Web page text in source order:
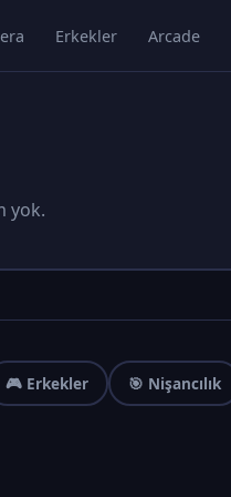
Erkekler Arcade
yok.
🎮 Erkekler 🎯 Nişancılık